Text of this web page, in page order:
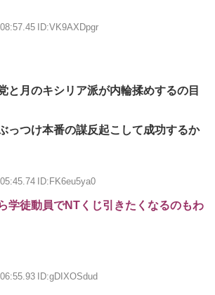
ID:VK9AXDpgr
と月のキシリア派が内輪揉めするの目
っつけ本番の謀反起こして成功するか
ID:FK6eu5ya0
学徒動員でNTくじ引きたくなるのもわ
ID:gDIXOSdud